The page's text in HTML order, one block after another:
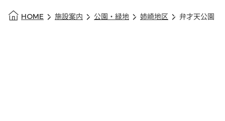
HOME 施設案内 公園・緑地 姉崎地区 弁才天公園